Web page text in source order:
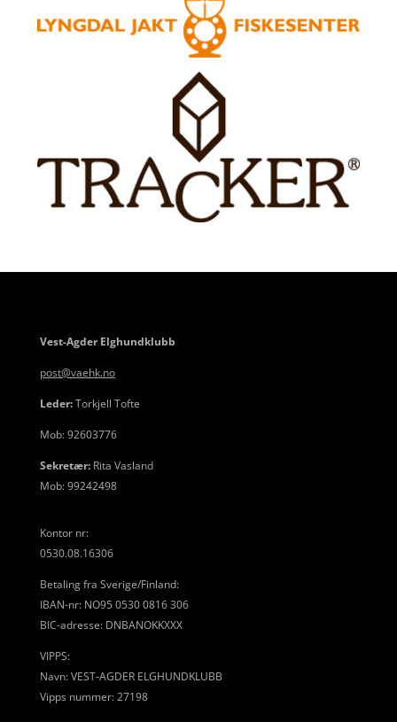
Vest-Agder Elghundklubb
post@vaehk.no
Leder:Torkjell Tofte
Mob: 92603776
Sekretær:Rita Vasland
Mob: 99242498
Kontor nr:
0530.08.16306
Betaling fra Sverige/Finland:
IBAN-nr: NO95 0530 0816 306
BIC-adresse: DNBANOKKXXX
VIPPS:
Navn: VEST-AGDER ELGHUNDKLUBB
Vipps nummer: 27198